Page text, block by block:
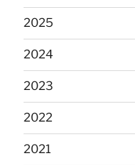
2025
2024
2023
2022
2021